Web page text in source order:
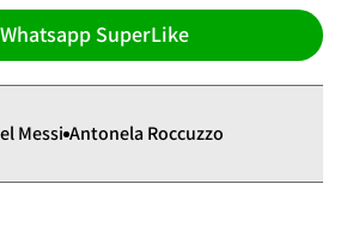
Whatsapp SuperLike
Messi Antonela Roccuzzo